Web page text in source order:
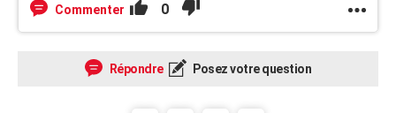
Commenter 0
Répondre Posez votre question